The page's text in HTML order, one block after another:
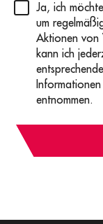
Privacy(erforderlich)
Ja, ich
um
Aktionen von
kann ich
entnommen.